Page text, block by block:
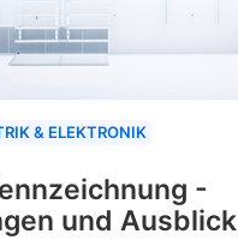
& ELEKTRONIK
-
und Ausblick